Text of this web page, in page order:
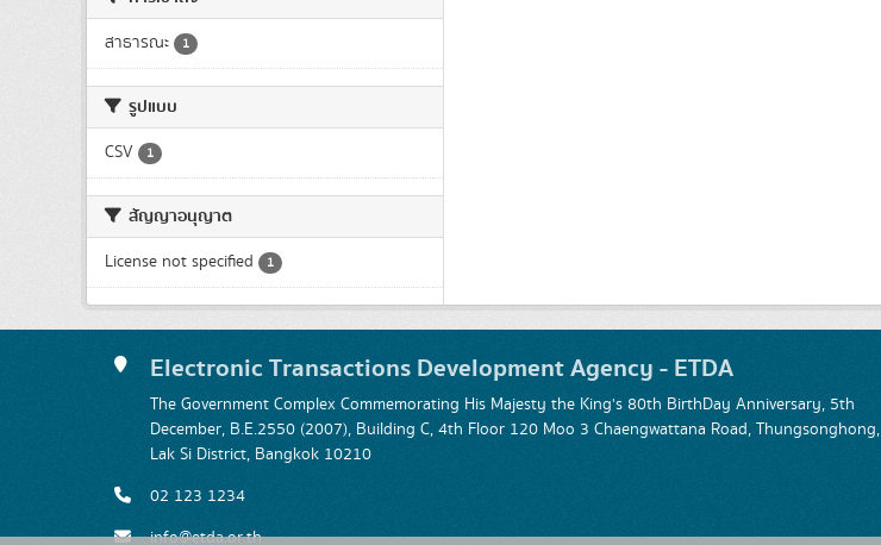
สาธารณะ 1
รูปแบบ
CSV 1
สัญญาอนุญาต
License not specified 1
Electronic Transactions Development Agency - ETDA
The Government Complex Commemorating His Majesty the King's 80th BirthDay Anniversary, 5th
December, B.E.2550 (2007), Building C, 4th Floor 120 Moo 3 Chaengwattana Road, Thungsonghong,
Lak Si District, Bangkok 10210
02 123 1234
info@etda.or.th